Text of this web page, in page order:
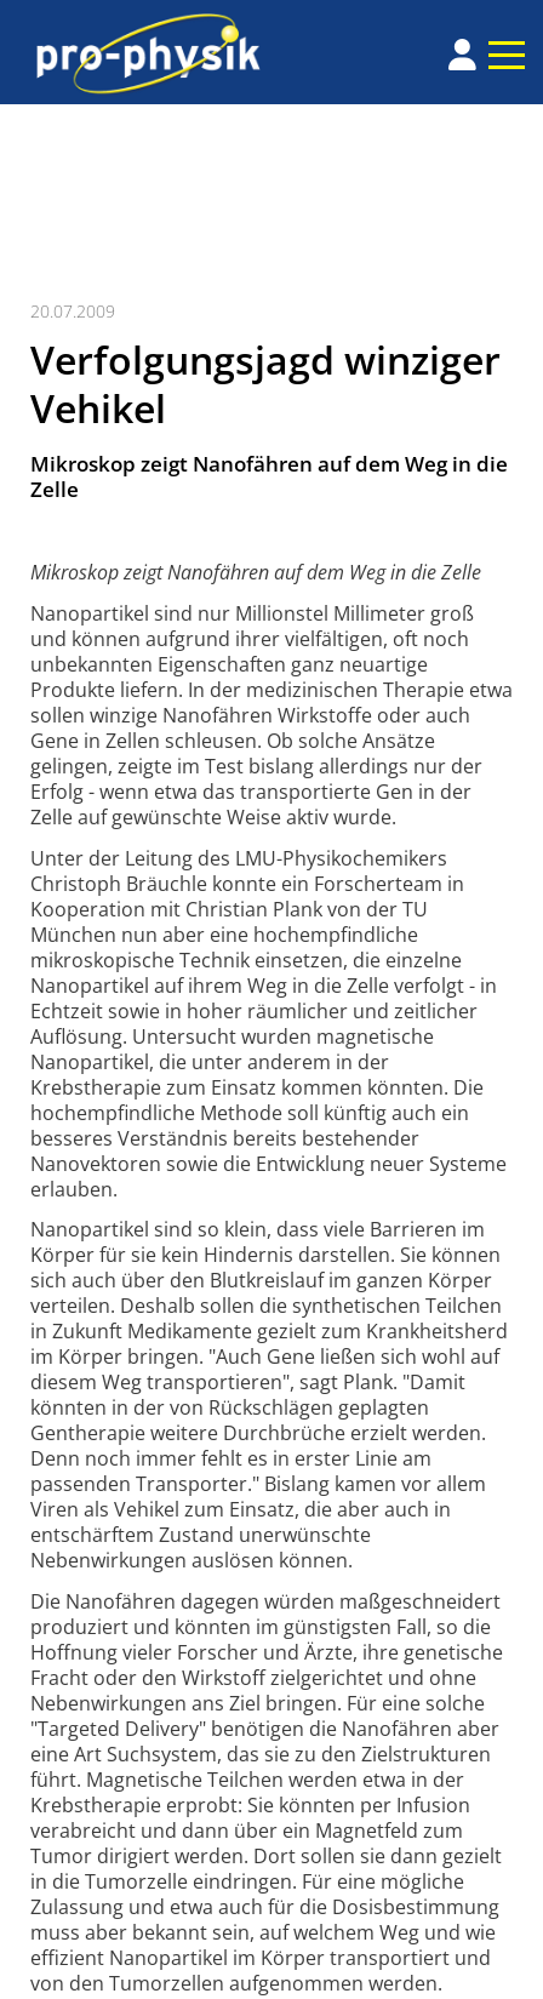
20.07.2009
Verfolgungsjagd winziger
Vehikel
Mikroskop zeigt Nanofähren auf dem Weg in die
Zelle
Mikroskop zeigt Nanofähren auf dem Weg in die Zelle
Nanopartikel sind nur Millionstel Millimeter groß
und können aufgrund ihrer vielfältigen, oft noch
unbekannten Eigenschaften ganz neuartige
Produkte liefern. In der medizinischen Therapie etwa
sollen winzige Nanofähren Wirkstoffe oder auch
Gene in Zellen schleusen. Ob solche Ansätze
gelingen, zeigte im Test bislang allerdings nur der
Erfolg - wenn etwa das transportierte Gen in der
Zelle auf gewünschte Weise aktiv wurde.
Unter der Leitung des LMU-Physikochemikers
Christoph Bräuchle konnte ein Forscherteam in
Kooperation mit Christian Plank von der TU
München nun aber eine hochempfindliche
mikroskopische Technik einsetzen, die einzelne
Nanopartikel auf ihrem Weg in die Zelle verfolgt - in
Echtzeit sowie in hoher räumlicher und zeitlicher
Auflösung. Untersucht wurden magnetische
Nanopartikel, die unter anderem in der
Krebstherapie zum Einsatz kommen könnten. Die
hochempfindliche Methode soll künftig auch ein
besseres Verständnis bereits bestehender
Nanovektoren sowie die Entwicklung neuer Systeme
erlauben.
Nanopartikel sind so klein, dass viele Barrieren im
Körper für sie kein Hindernis darstellen. Sie können
sich auch über den Blutkreislauf im ganzen Körper
verteilen. Deshalb sollen die synthetischen Teilchen
in Zukunft Medikamente gezielt zum Krankheitsherd
im Körper bringen. "Auch Gene ließen sich wohl auf
diesem Weg transportieren", sagt Plank. "Damit
könnten in der von Rückschlägen geplagten
Gentherapie weitere Durchbrüche erzielt werden.
Denn noch immer fehlt es in erster Linie am
passenden Transporter." Bislang kamen vor allem
Viren als Vehikel zum Einsatz, die aber auch in
entschärftem Zustand unerwünschte
Nebenwirkungen auslösen können.
Die Nanofähren dagegen würden maßgeschneidert
produziert und könnten im günstigsten Fall, so die
Hoffnung vieler Forscher und Ärzte, ihre genetische
Fracht oder den Wirkstoff zielgerichtet und ohne
Nebenwirkungen ans Ziel bringen. Für eine solche
"Targeted Delivery" benötigen die Nanofähren aber
eine Art Suchsystem, das sie zu den Zielstrukturen
führt. Magnetische Teilchen werden etwa in der
Krebstherapie erprobt: Sie könnten per Infusion
verabreicht und dann über ein Magnetfeld zum
Tumor dirigiert werden. Dort sollen sie dann gezielt
in die Tumorzelle eindringen. Für eine mögliche
Zulassung und etwa auch für die Dosisbestimmung
muss aber bekannt sein, auf welchem Weg und wie
effizient Nanopartikel im Körper transportiert und
von den Tumorzellen aufgenommen werden.